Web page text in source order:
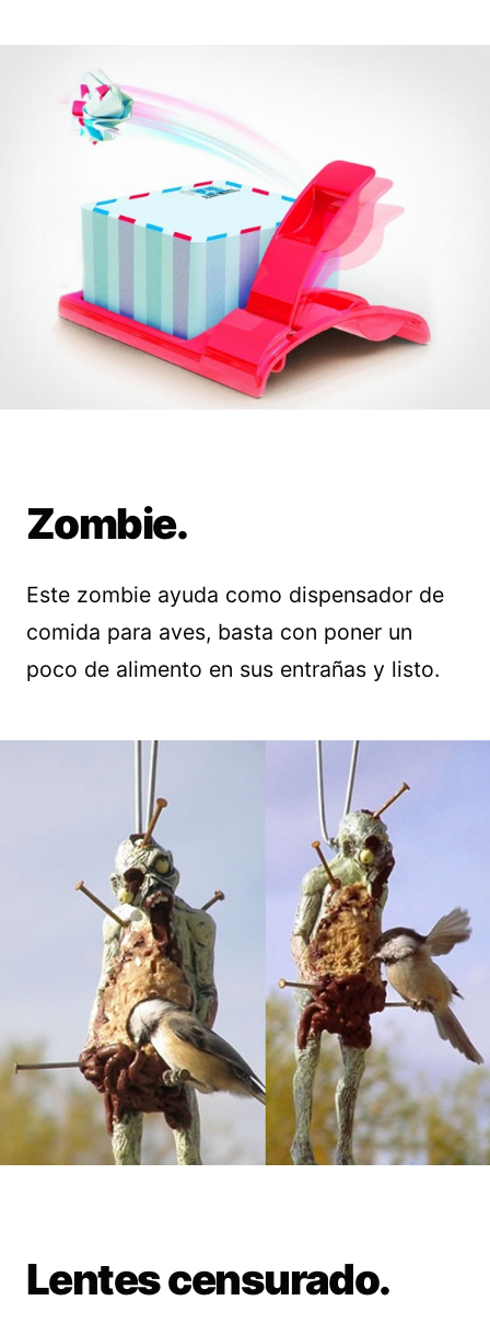
Zombie.
Este zombie ayuda como dispensador de
comida para aves, basta con poner un
poco de alimento en sus entrañas y listo.
Lentes censurado.